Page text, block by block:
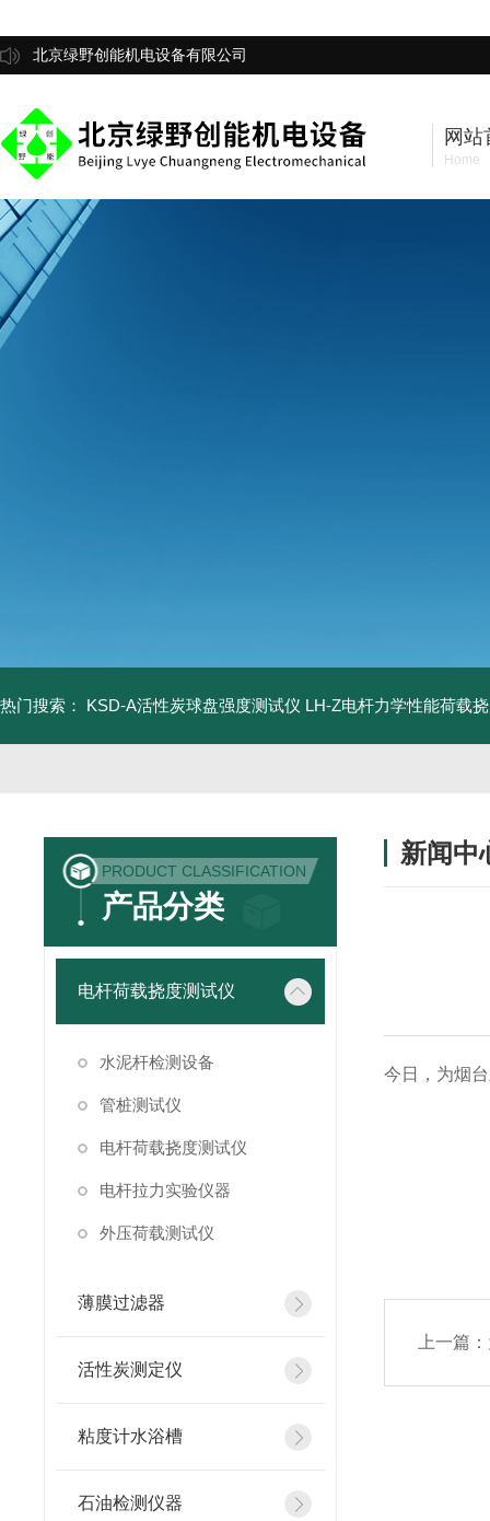
北京绿野创能机电设备有限公司
网站
Home
热门搜索： KSD-A活性炭球盘强度测试仪 LH-Z电杆力学性能荷载
PRODUCT CLASSIFICATION
产品分类
电杆荷载挠度测试仪
水泥杆检测设备
管桩测试仪
电杆荷载挠度测试仪
电杆拉力实验仪器
外压荷载测试仪
薄膜过滤器
活性炭测定仪
粘度计水浴槽
石油检测仪器
新闻中
今日，为烟
上一篇：